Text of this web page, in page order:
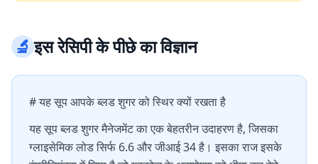
🔬इस रेसिपी के पीछे का विज्ञान
# यह सूप आपके ब्लड शुगर को स्थिर क्यों रखता है
यह सूप ब्लड शुगर मैनेजमेंट का एक बेहतरीन उदाहरण है, जिसका
ग्लाइसेमिक लोड सिर्फ 6.6 और जीआई 34 है। इसका राज इसके